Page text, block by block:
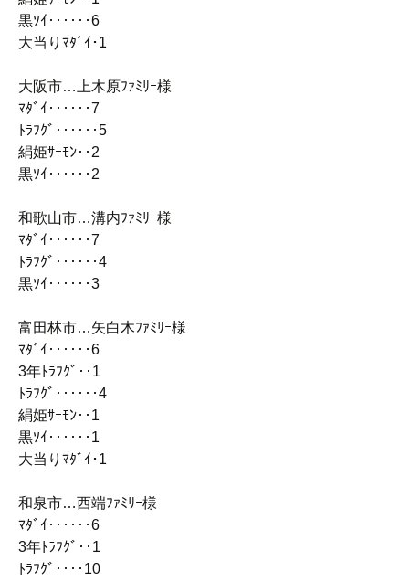
黒ｿｲ‥‥‥6
大当りﾏﾀﾞｲ･1
大阪市…上木原ﾌｧﾐﾘｰ様
ﾏﾀﾞｲ‥‥‥7
ﾄﾗﾌｸﾞ‥‥‥5
絹姫ｻｰﾓﾝ‥2
黒ｿｲ‥‥‥2
和歌山市…溝内ﾌｧﾐﾘｰ様
ﾏﾀﾞｲ‥‥‥7
ﾄﾗﾌｸﾞ‥‥‥4
黒ｿｲ‥‥‥3
富田林市…矢白木ﾌｧﾐﾘｰ様
ﾏﾀﾞｲ‥‥‥6
3年ﾄﾗﾌｸﾞ‥1
ﾄﾗﾌｸﾞ‥‥‥4
絹姫ｻｰﾓﾝ‥1
黒ｿｲ‥‥‥1
大当りﾏﾀﾞｲ･1
和泉市…西端ﾌｧﾐﾘｰ様
ﾏﾀﾞｲ‥‥‥6
3年ﾄﾗﾌｸﾞ‥1
ﾄﾗﾌｸﾞ‥‥10